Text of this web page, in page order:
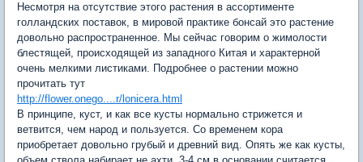
Несмотря на отсутствие этого растения в ассортименте
голландских поставок, в мировой практике бонсай это растение
довольно распространенное. Мы сейчас говорим о жимолости
блестящей, происходящей из западного Китая и характерной
очень мелкими листиками. Подробнее о растении можно
прочитать тут
http://flower.onego....r/lonicera.html
В принципе, куст, и как все кусты нормально стрижется и
ветвится, чем народ и пользуется. Со временем кора
приобретает довольно грубый и древний вид. Опять же как кусты,